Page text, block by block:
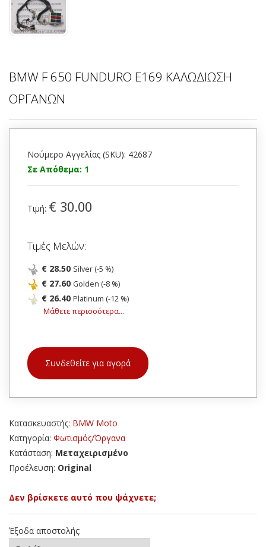
BMW F 650 FUNDURO Ε169 ΚΑΛΩΔΙΩΣΗ
ΟΡΓΑΝΩΝ
Νούμερο Αγγελίας (SKU): 42687
Σε Απόθεμα: 1
Τιμή: € 30.00
Τιμές Μελών:
€ 28.50 Silver (-5 %)
€ 27.60 Golden (-8 %)
€ 26.40 Platinum (-12 %)
Μάθετε περισσότερα...
Συνδεθείτε για αγορά
Κατασκευαστής: BMW Moto
Κατηγορία: Φωτισμός/Όργανα
Κατάσταση: Μεταχειρισμένο
Προέλευση: Original
Δεν βρίσκετε αυτό που ψάχνετε;
Έξοδα αποστολής: